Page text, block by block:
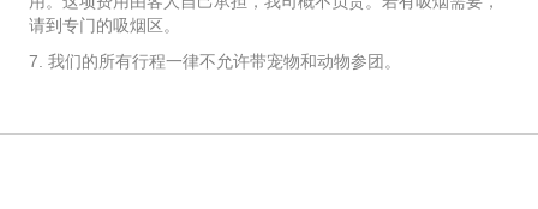
请到专门的吸烟区。
7. 我们的所有行程一律不允许带宠物和动物参团。